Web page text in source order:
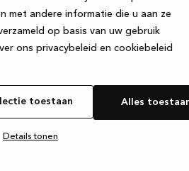
met andere informatie die u aan ze
op basis van uw gebruik
ons privacybeleid en cookiebeleid
toestaan Alles
Details tonen
loadingwww.kvik.nl (see the